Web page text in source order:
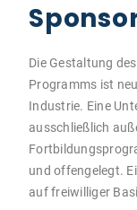
Die Gestaltung
Programms ist
Industrie. Eine
ausschließlich
und offengelegt.
auf freiwilliger